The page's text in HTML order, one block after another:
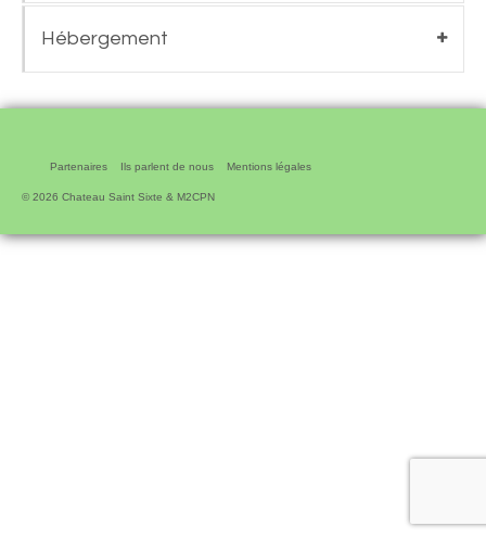
Hébergement
Partenaires Ils parlent de nous Mentions légales
© 2026 Chateau Saint Sixte & M2CPN